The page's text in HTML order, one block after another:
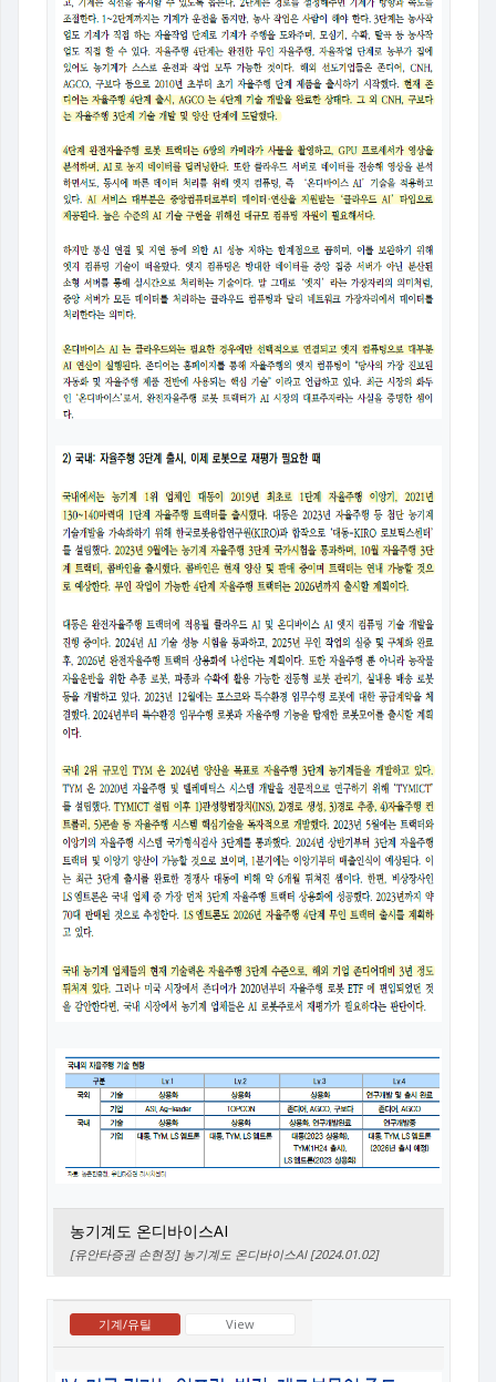
농기계도 온디바이스AI
[유안타증권 손현정] 농기계도 온디바이스AI [2024.01.02]
기계/유틸 View